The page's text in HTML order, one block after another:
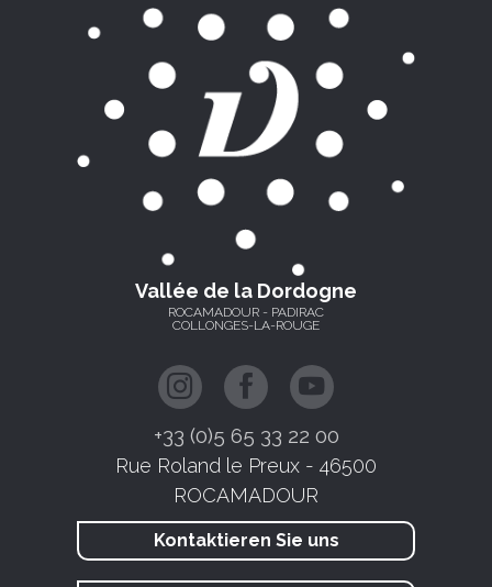
Vallée de la Dordogne
ROCAMADOUR - PADIRAC
COLLONGES-LA-ROUGE
+33 (0)5 65 33 22 00
Rue Roland le Preux - 46500
ROCAMADOUR
Kontaktieren Sie uns